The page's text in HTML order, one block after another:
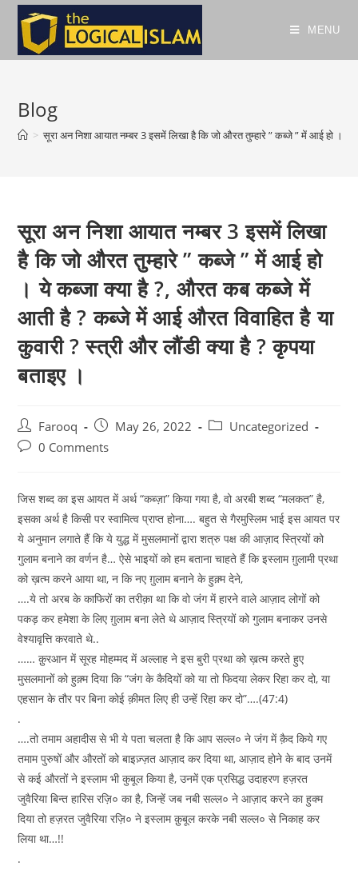
Skip
content
MENU
Blog
> सूरा अन निशा आयात नम्बर 3 इसमें लिखा है कि जो औरत तुम्हारे ” कब्जे ” में आई हो ।
सूरा अन निशा आयात नम्बर 3 इसमें लिखा
है कि जो औरत तुम्हारे ” कब्जे ” में आई हो
। ये कब्जा क्या है ?, औरत कब कब्जे में
आती है ? कब्जे में आई औरत विवाहित है या
कुवारी ? स्त्री और लौंडी क्या है ? कृपया
बताइए ।
Post
author:
Farooq
Post
published:
May 26, 2022
PostUncategorized
Post0 Comments
जिस शब्द का इस आयत में अर्थ “कब्ज़ा” किया गया है, वो अरबी शब्द “मलकत” है,
इसका अर्थ है किसी पर स्वामित्व प्राप्त होना…. बहुत से गैरमुस्लिम भाई इस आयत पर
ये अनुमान लगाते हैं कि ये युद्ध में मुसलमानों द्वारा शत्रु पक्ष की आज़ाद स्त्रियों को
गुलाम बनाने का वर्णन है… ऐसे भाइयों को हम बताना चाहते हैं कि इस्लाम ग़ुलामी प्रथा
को ख़त्म करने आया था, न कि नए ग़ुलाम बनाने के हुक़्म देने,
….ये तो अरब के काफिरों का तरीक़ा था कि वो जंग में हारने वाले आज़ाद लोगों को
पकड़ कर हमेशा के लिए ग़ुलाम बना लेते थे आज़ाद स्त्रियों को गुलाम बनाकर उनसे
वेश्यावृत्ति करवाते थे..
…… क़ुरआन में सूरह मोहम्मद में अल्लाह ने इस बुरी प्रथा को ख़त्म करते हुए
मुसलमानों को हुक़्म दिया कि “जंग के कैदियों को या तो फिदया लेकर रिहा कर दो, या
एहसान के तौर पर बिना कोई क़ीमत लिए ही उन्हें रिहा कर दो”….(47:4)
.
….तो तमाम अहादीस से भी ये पता चलता है कि आप सल्ल० ने जंग में क़ैद किये गए
तमाम पुरुषों और औरतों को बाइज़्ज़त आज़ाद कर दिया था, आज़ाद होने के बाद उनमें
से कई औरतों ने इस्लाम भी कुबूल किया है, उनमें एक प्रसिद्ध उदाहरण हज़रत
जुवैरिया बिन्त हारिस रज़ि० का है, जिन्हें जब नबी सल्ल० ने आज़ाद करने का हुक्म
दिया तो हज़रत जुवैरिया रज़ि० ने इस्लाम क़ुबूल करके नबी सल्ल० से निकाह कर
लिया था…!!
.